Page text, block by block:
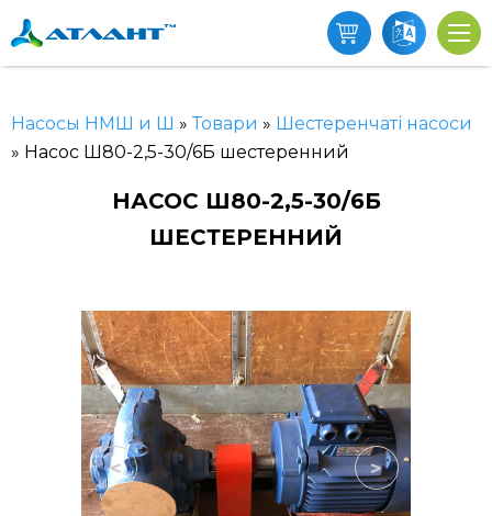
Насосы НМШ и Ш »Товари » Шестеренчаті насоси
» Насос Ш80-2,5-30/6Б шестеренний
НАСОС Ш80-2,5-30/6Б
ШЕСТЕРЕННИЙ
< >